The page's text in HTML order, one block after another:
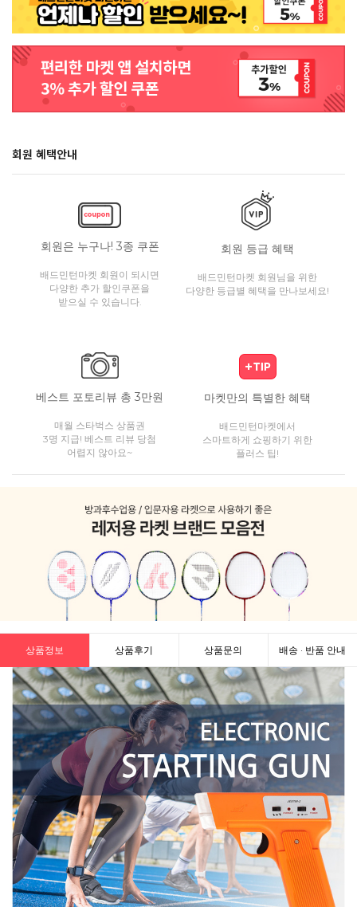
회원 혜택안내
회원은 누구나! 3종 쿠폰
배드민턴마켓 회원이 되시면
다양한 추가 할인쿠폰을
받으실 수 있습니다.
회원 등급 혜택
배드민턴마켓 회원님을 위한
다양한 등급별 혜택을 만나보세요!
베스트 포토리뷰 총 3만원
매월 스타벅스 상품권
3명 지급! 베스트 리뷰 당첨
어렵지 않아요~
마켓만의 특별한 혜택
배드민턴마켓에서
스마트하게 쇼핑하기 위한
플러스 팁!
상품정보 상품후기 상품문의 배송 · 반품 안내